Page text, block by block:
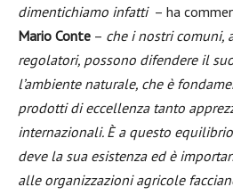
dimentichiamo infatti– ha
Mario Conte – che i nostri comuni,
regolatori, possono difendere il
l’ambiente naturale, che è
prodotti di eccellenza tanto
internazionali. È a questo
deve la sua esistenza ed è
alle organizzazioni agricole